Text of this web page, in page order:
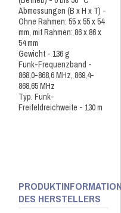
Abmessungen (B x H x T) -
Ohne Rahmen: 55 x 55 x 54
mm, mit Rahmen: 86 x 86 x
54 mm
Gewicht - 136 g
Funk-Frequenzband -
868,0-868,6 MHz, 869,4-
868,65 MHz
Typ. Funk-
Freifeldreichweite - 130 m
DES HERSTELLERS